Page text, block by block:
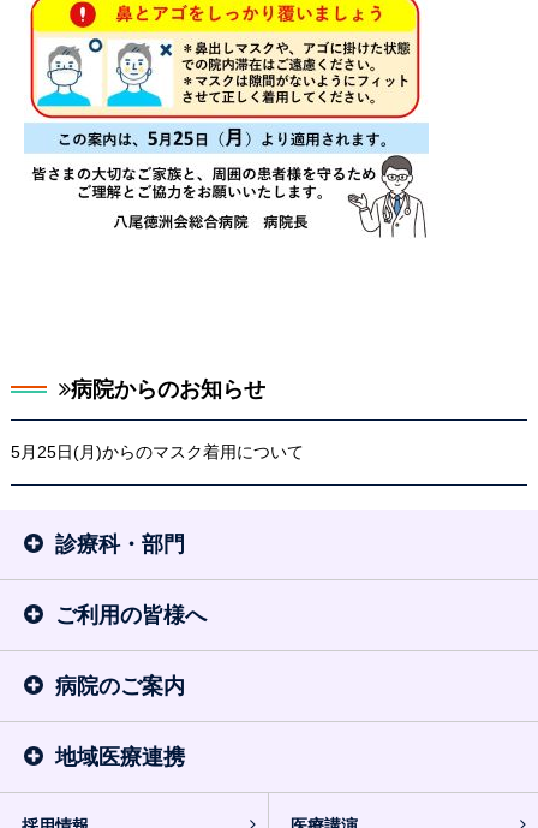
病院からのお知らせ
5月25日(月)からのマスク着用について
診療科・部門
ご利用の皆様へ
病院のご案内
地域医療連携